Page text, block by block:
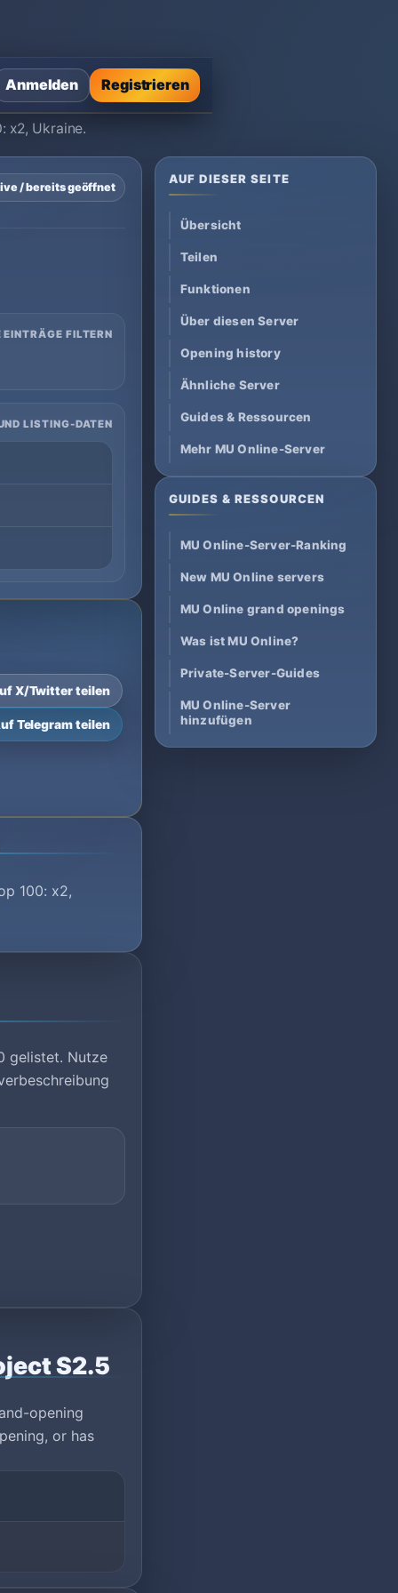
Anmelden Registrieren
x2, Ukraine.
/ bereits geöffnet
FILTERN
LISTING-DATEN
X/Twitter teilen
Telegram teilen
100: x2,
gelistet. Nutze
S2.5
opening
or has
AUF DIESER SEITE
Übersicht
Teilen
Funktionen
Über diesen Server
Opening history
Ähnliche Server
Guides & Ressourcen
Mehr MU Online-Server
GUIDES & RESSOURCEN
MU Online-Server-Ranking
New MU Online servers
MU Online grand openings
Was ist MU Online?
Private-Server-Guides
MU Online-Server
hinzufügen